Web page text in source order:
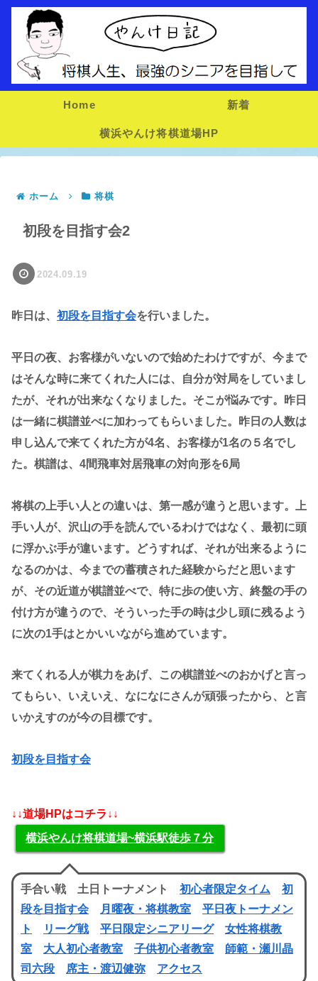
Home 新着
横浜やんけ将棋道場HP
ホーム 将棋
初段を目指す会2
2024.09.19
昨日は、 初段を目指す会を行いました。
平日の夜、お客様がいないので始めたわけですが、今まで
はそんな時に来てくれた人には、自分が対局をしていまし
たが、それが出来なくなりました。そこが悩みです。昨日
は一緒に棋譜並べに加わってもらいました。昨日の人数は
申し込んで来てくれた方が4名、お客様が1名の５名でし
た。棋譜は、4間飛車対居飛車の対向形を6局
将棋の上手い人との違いは、第一感が違うと思います。上
手い人が、沢山の手を読んでいるわけではなく、最初に頭
に浮かぶ手が違います。どうすれば、それが出来るように
なるのかは、今までの蓄積された経験からだと思います
が、その近道が棋譜並べで、特に歩の使い方、終盤の手の
付け方が違うので、そういった手の時は少し頭に残るよう
に次の1手はとかいいながら進めています。
来てくれる人が棋力をあげ、この棋譜並べのおかげと言っ
てもらい、いえいえ、なになにさんが頑張ったから、と言
いかえすのが今の目標です。
初段を目指す会
↓↓道場HPはコチラ↓↓
横浜やんけ将棋道場~横浜駅徒歩７分
手合い戦 土日トーナメント 初心者限定タイム
初
段を目指す会
月曜夜・将棋教室
平日夜トーナメン
ト
リーグ戦 平日限定シニアリーグ
女性将棋教
室
大人初心者教室 子供初心者教室
師範・瀬川晶
司六段
席主・渡辺健弥 アクセス